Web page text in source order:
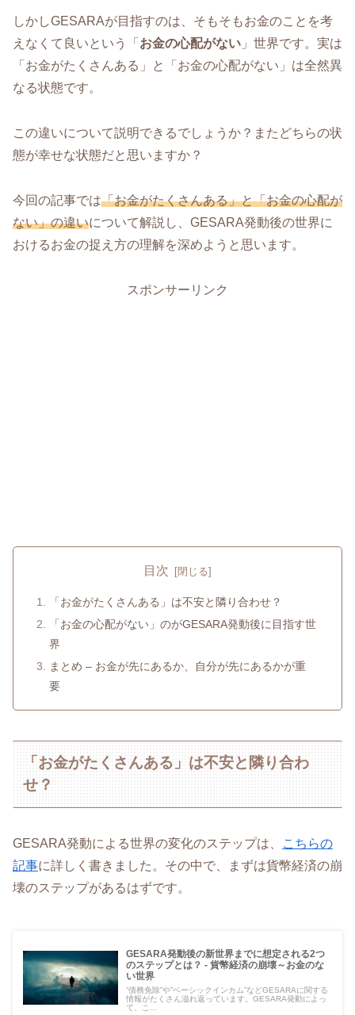
しかしGESARAが目指すのは、そもそもお金のことを考
えなくて良いという「 お金の心配がない 」世界です。実は
「お金がたくさんある」と「お金の心配がない」は全然異
なる状態です。
この違いについて説明できるでしょうか？またどちらの状
態が幸せな状態だと思いますか？
今回の記事では「お金がたくさんある」と「お金の心配が
ない」の違いについて解説し、GESARA発動後の世界に
おけるお金の捉え方の理解を深めようと思います。
スポンサーリンク
目次
「お金がたくさんある」は不安と隣り合わせ？
「お金の心配がない」のがGESARA発動後に目指す世
界
まとめ – お金が先にあるか、自分が先にあるかが重
要
「お金がたくさんある」は不安と隣り合わ
せ？
GESARA発動による世界の変化のステップは、
こちらの
記事に詳しく書きました。その中で、まずは貨幣経済の崩
壊のステップがあるはずです。
GESARA発動後の新世界までに想定される2つ
のステップとは？ - 貨幣経済の崩壊～お金のな
い世界
”債務免除”や”ベーシックインカム”などGESARAに関する
情報がたくさん溢れ返っています。GESARA発動によっ
て、こ...